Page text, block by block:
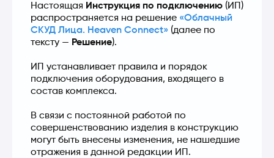
Настоящая Инструкция по подключению (ИП)
распространяется на решение «Облачный
СКУД Лица. Heaven Connect» (далее по
тексту — Решение).
ИП устанавливает правила и порядок
подключения оборудования, входящего в
состав комплекса.
В связи с постоянной работой по
совершенствованию изделия в конструкцию
могут быть внесены изменения, не нашедшие
отражения в данной редакции ИП.